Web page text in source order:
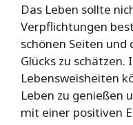
Das Leben sollte
Verpflichtungen
schönen Seiten
Glücks zu
Lebensweisheiten
Leben zu genießen
mit einer positiven